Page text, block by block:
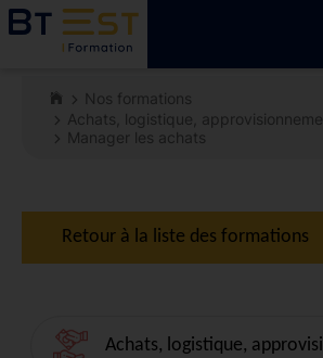
Nos formations
Achats, logistique,
Manager les achats
Retour à la liste des formations
Achats, logistique,